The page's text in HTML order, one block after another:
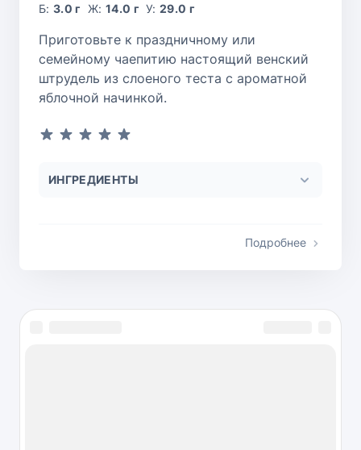
Б:3.0 г Ж: 14.0 г У:29.0 г
Приготовьте к праздничному или
семейному чаепитию настоящий венский
штрудель из слоеного теста с ароматной
яблочной начинкой.
ИНГРЕДИЕНТЫ
Подробнее